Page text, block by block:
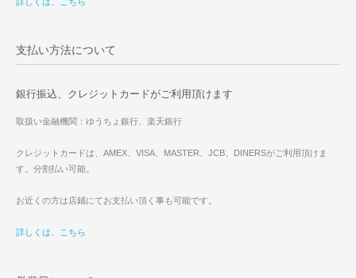
支払い方法について
銀行振込、クレジットカードがご利用頂けます
取扱い金融機関：ゆうちょ銀行、楽天銀行
クレジットカードは、AMEX、VISA、MASTER、JCB、DINERSがご利用頂けま
す。分割払い可能。
お近くの方は店鋪にてお支払い頂く事も可能です。
詳しくは、こちら